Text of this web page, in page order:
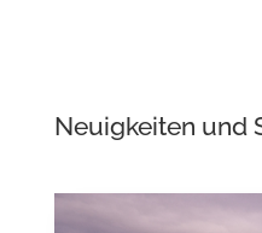
Neuigkeiten und